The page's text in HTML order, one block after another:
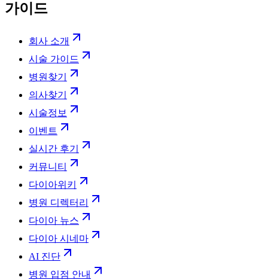
가이드
회사 소개
시술 가이드
병원찾기
의사찾기
시술정보
이벤트
실시간 후기
커뮤니티
다이아위키
병원 디렉터리
다이아 뉴스
다이아 시네마
AI 진단
병원 입점 안내